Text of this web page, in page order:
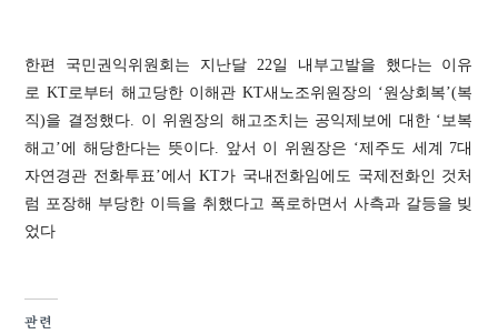
한편 국민권익위원회는 지난달 22일 내부고발을 했다는 이유
로KT로부터 해고당한 이해관 KT새노조위원장의 ‘원상회복’(복
직)을 결정했다. 이 위원장의 해고조치는 공익제보에 대한 ‘보복
해고’에 해당한다는 뜻이다. 앞서 이 위원장은 ‘제주도 세계 7대
자연경관 전화투표’에서KT가 국내전화임에도 국제전화인 것처
럼 포장해 부당한 이득을 취했다고 폭로하면서 사측과 갈등을 빚
었다
관련